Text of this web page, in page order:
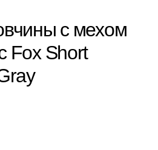
с мехом
Fox Short